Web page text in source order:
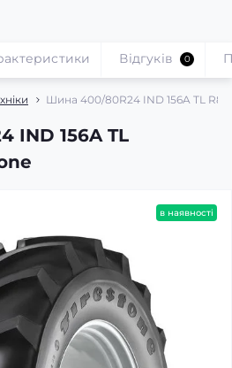
Шина 400/80R24 IND 156A TL
IND 156A TL
Відгуків 0
в наявності